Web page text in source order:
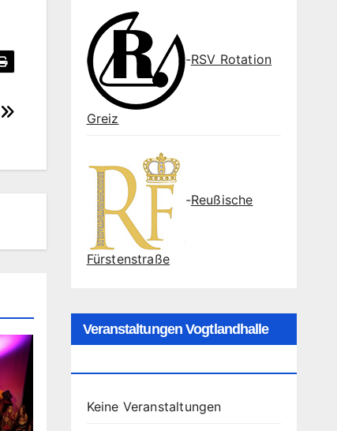
-RSV Rotation
Greiz
-Reußische
Fürstenstraße
Veranstaltungen Vogtlandhalle
Keine Veranstaltungen